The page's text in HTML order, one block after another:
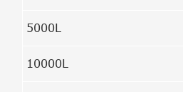
5000L
10000L